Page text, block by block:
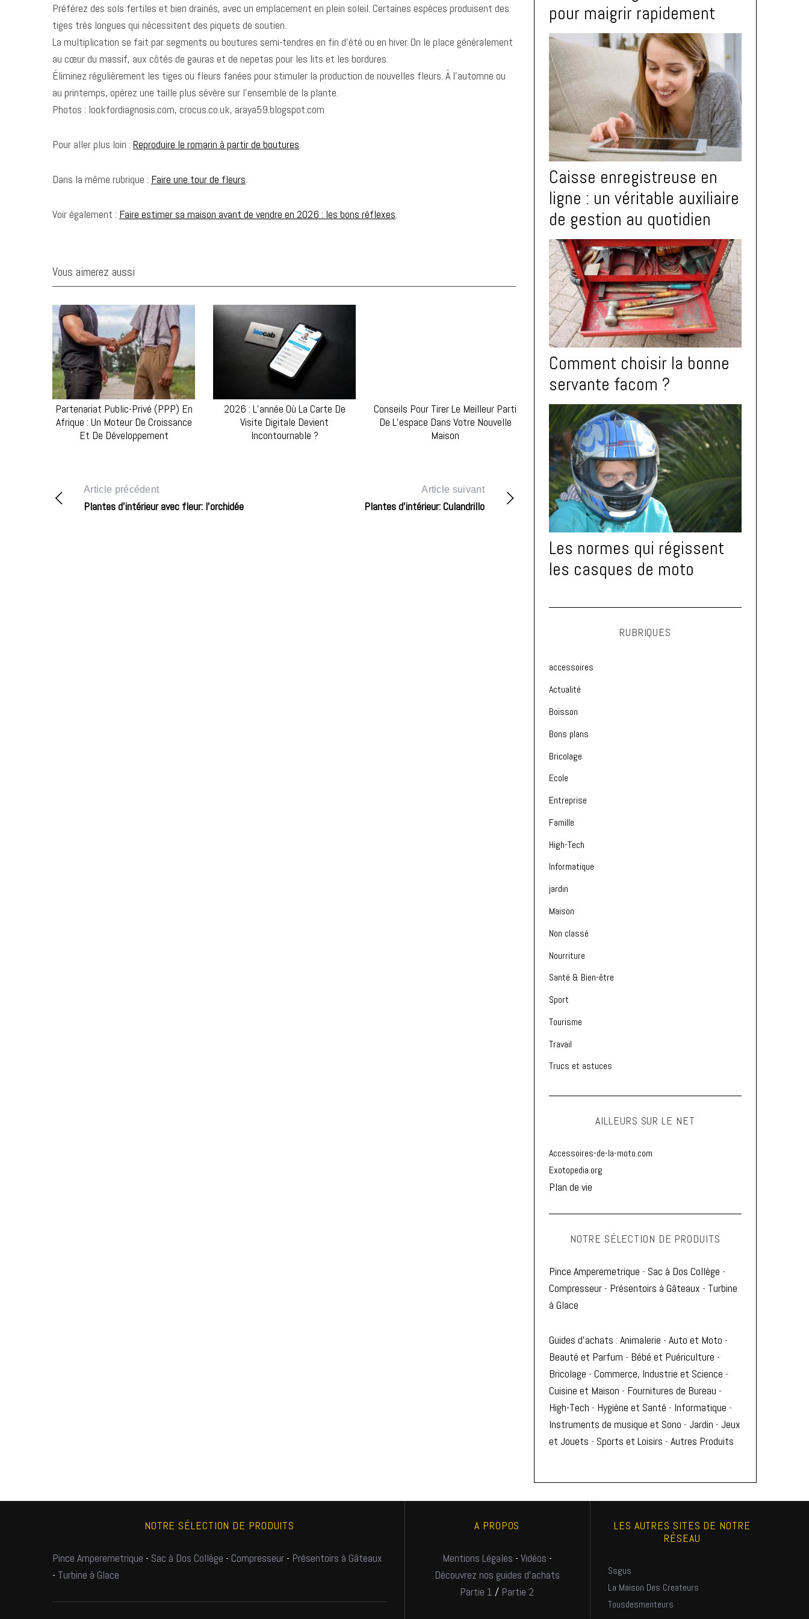
Préférez des sols fertiles et bien drainés, avec un emplacement en plein soleil. Certaines espèces produisent des
tiges très longues qui nécessitent des piquets de soutien.
La multiplication se fait par segments ou boutures semi-tendres en fin d’été ou en hiver. On le place généralement
au cœur du massif, aux côtés de gauras et de nepetas pour les lits et les bordures.
Éliminez régulièrement les tiges ou fleurs fanées pour stimuler la production de nouvelles fleurs. À l’automne ou
au printemps, opérez une taille plus sévère sur l’ensemble de la plante.
Photos : lookfordiagnosis.com, crocus.co.uk, araya59.blogspot.com
Pour aller plus loin : Reproduire le romarin à partir de boutures.
Dans la même rubrique : Faire une tour de fleurs.
Voir également : Faire estimer sa maison avant de vendre en 2026 : les bons réflexes.
Vous aimerez aussi
Partenariat Public-Privé (PPP) En
Afrique : Un Moteur De Croissance
Et De Développement
2026 : L’année Où La Carte De
Visite Digitale Devient
Incontournable ?
Conseils Pour Tirer Le Meilleur Parti
De L’espace Dans Votre Nouvelle
Maison
Article précédent
Plantes d’intérieur avec fleur: l’orchidée
Article suivant
Plantes d’intérieur: Culandrillo
pour maigrir rapidement
Caisse enregistreuse en
ligne : un véritable auxiliaire
de gestion au quotidien
Comment choisir la bonne
servante facom ?
Les normes qui régissent
les casques de moto
RUBRIQUES
accessoires
Actualité
Boisson
Bons plans
Bricolage
Ecole
Entreprise
Famille
High-Tech
Informatique
jardin
Maison
Non classé
Nourriture
Santé & Bien-être
Sport
Tourisme
Travail
Trucs et astuces
AILLEURS SUR LE NET
Accessoires-de-la-moto.com
Exotopedia.org
Plan de vie
NOTRE SÉLECTION DE PRODUITS
Pince Amperemetrique - Sac à Dos Collège -
Compresseur - Présentoirs à Gâteaux - Turbine
à Glace
Guides d'achats : Animalerie - Auto et Moto -
Beauté et Parfum - Bébé et Puériculture -
Bricolage - Commerce, Industrie et Science -
Cuisine et Maison - Fournitures de Bureau -
High-Tech - Hygiène et Santé - Informatique -
Instruments de musique et Sono - Jardin - Jeux
et Jouets - Sports et Loisirs - Autres Produits
NOTRE SÉLECTION DE PRODUITS
Pince Amperemetrique - Sac à Dos Collège - Compresseur - Présentoirs à Gâteaux
- Turbine à Glace
A PROPOS
Mentions Légales - Vidéos -
Découvrez nos guides d'achats
Partie 1 / Partie 2
LES AUTRES SITES DE NOTRE
RÉSEAU
Ssgus
La Maison Des Createurs
Tousdesmenteurs
h